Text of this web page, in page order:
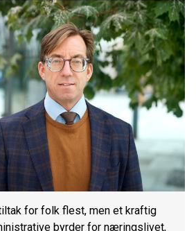
for folk flest, men et kraftig
byrder for næringslivet,